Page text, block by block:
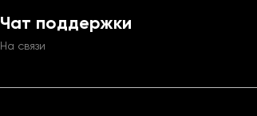
Чат поддержки
На связи